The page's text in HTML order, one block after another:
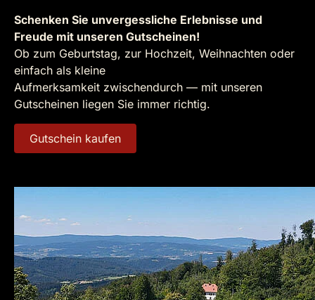
Schenken Sie unvergessliche Erlebnisse und
Freude mit unseren Gutscheinen!
Ob zum Geburtstag, zur Hochzeit, Weihnachten oder
einfach als kleine
Aufmerksamkeit zwischendurch — mit unseren
Gutscheinen liegen Sie immer richtig.
Gutschein kaufen